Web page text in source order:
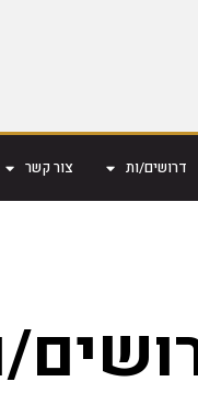
דרושים/ות צור קשר